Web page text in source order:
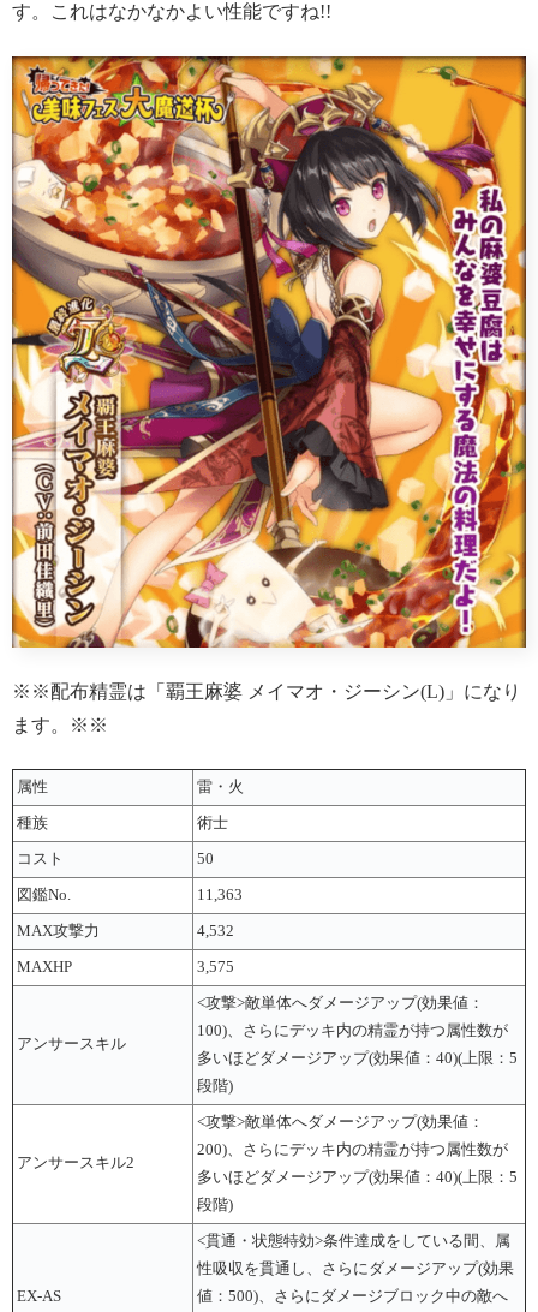
す。これはなかなかよい性能ですね!!
※※配布精霊は「覇王麻婆 メイマオ・ジーシン(L)」になり
ます。※※
属性 雷・火
種族 術士
コスト 50
図鑑No. 11,363
MAX攻撃力 4,532
MAXHP 3,575
アンサースキル
<攻撃>敵単体へダメージアップ(効果値：
100)、さらにデッキ内の精霊が持つ属性数が
多いほどダメージアップ(効果値：40)(上限：5
段階)
アンサースキル2
<攻撃>敵単体へダメージアップ(効果値：
200)、さらにデッキ内の精霊が持つ属性数が
多いほどダメージアップ(効果値：40)(上限：5
段階)
EX-AS
<貫通・状態特効>条件達成をしている間、属
性吸収を貫通し、さらにダメージアップ(効果
値：500)、さらにダメージブロック中の敵へ